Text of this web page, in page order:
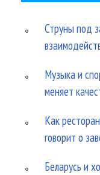
Струны под
Музыка и
меняет
Как
говорит о
Беларусь и